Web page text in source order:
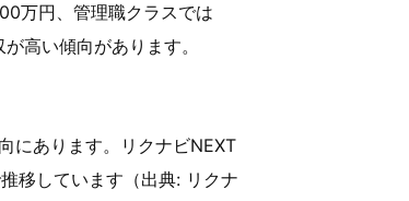
万円、管理職クラスでは
高い傾向があります。
にあります。リクナビNEXT
移しています（出典: リクナ